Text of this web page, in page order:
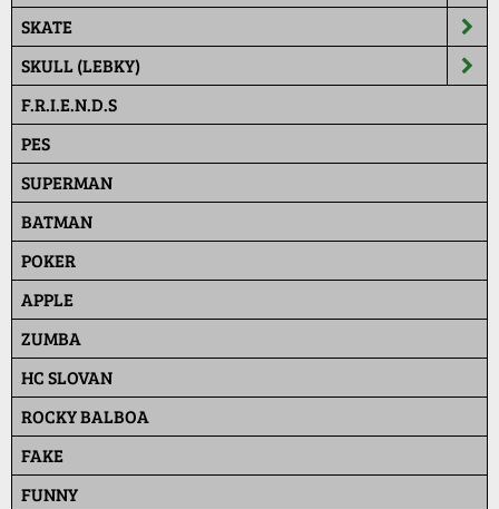
SKATE
SKULL (LEBKY)
F.R.I.E.N.D.S
PES
SUPERMAN
BATMAN
POKER
APPLE
ZUMBA
HC SLOVAN
ROCKY BALBOA
FAKE
FUNNY